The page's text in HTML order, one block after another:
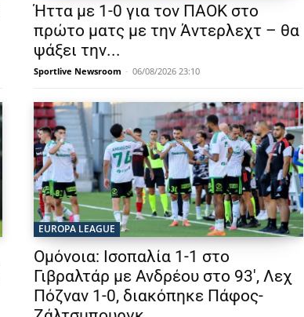
Ήττα με 1-0 για τον ΠΑΟΚ στο
πρώτο ματς με την Άντερλεχτ – θα
ψάξει την...
Sportlive Newsroom - 06/08/2026 23:10
EUROPA LEAGUE
Ομόνοια: Ισοπαλία 1-1 στο
Γιβραλτάρ με Ανδρέου στο 93′, Λεχ
Πόζναν 1-0, διακόπηκε Πάφος-